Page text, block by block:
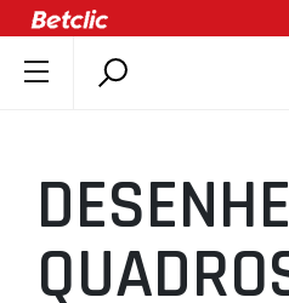
ÚLTIMAS
COMPETIÇÕES
ASSOCIAÇÕES